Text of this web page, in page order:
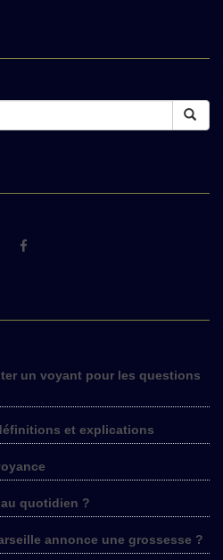
un voyant pour les questions
et explications
quotidien ?
annonce une grossesse ?